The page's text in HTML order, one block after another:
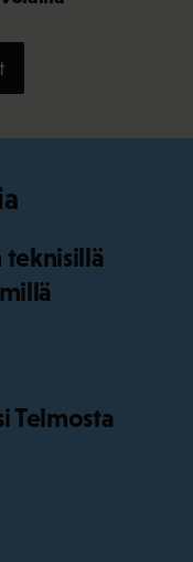
Telmosta